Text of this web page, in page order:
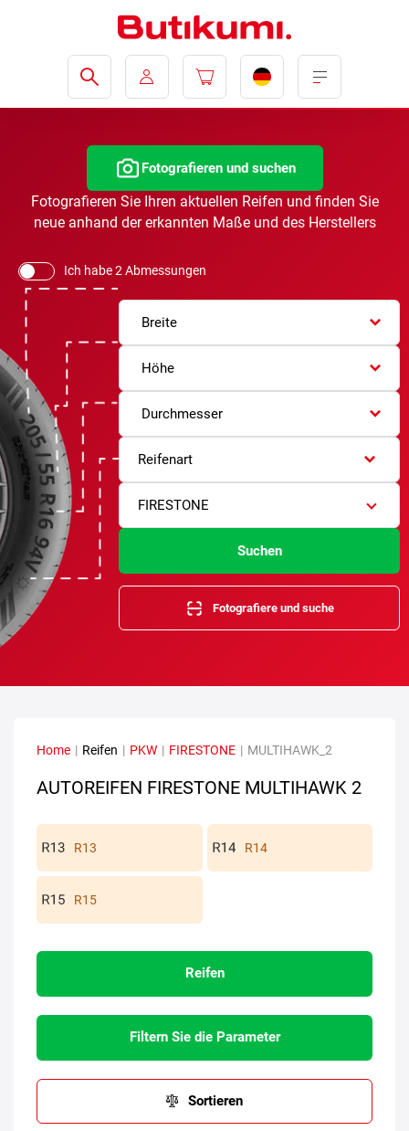
Fotografieren und suchen
Fotografieren Sie Ihren aktuellen Reifen und finden Sie
neue anhand der erkannten Maße und des Herstellers
Ich habe 2 Abmessungen
Breite
Höhe
Durchmesser
Reifenart
FIRESTONE
Suchen
Fotografiere und suche
Home | Reifen | PKW | FIRESTONE | MULTIHAWK_2
AUTOREIFEN FIRESTONE MULTIHAWK 2
R13 R14
R15
Reifen
Filtern Sie die Parameter
Sortieren